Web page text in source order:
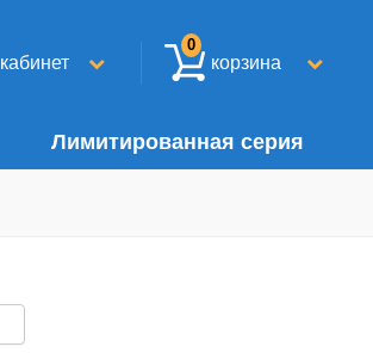
кабинет корзина
0
Лимитированная серия